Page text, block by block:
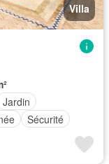
Villa
Jardin
Sécurité